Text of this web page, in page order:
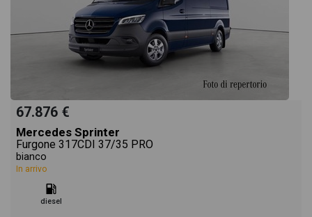
67.876 €
Mercedes Sprinter
Furgone 317CDI 37/35 PRO
bianco
In arrivo
diesel